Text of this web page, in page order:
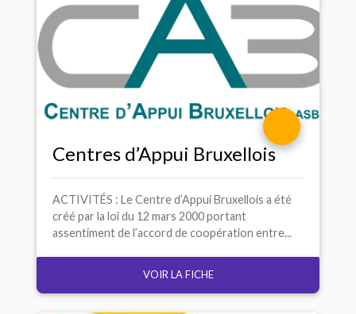
Centres d’Appui Bruxellois
ACTIVITÉS : Le Centre d’Appui Bruxellois a été
créé par la loi du 12 mars 2000 portant
assentiment de l’accord de coopération entre...
VOIR LA FICHE